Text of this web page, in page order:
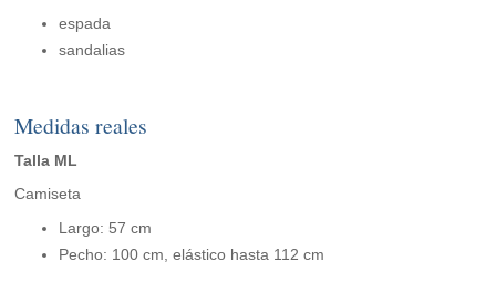
espada
sandalias
Medidas reales
Talla ML
Camiseta
Largo: 57 cm
Pecho: 100 cm, elástico hasta 112 cm